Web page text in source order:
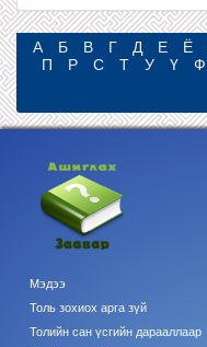
А Б В Г Д Е Ё
П
Р С Т У Ү Ф
Мэдээ
Толь зохиох арга зүй
Толийн сан үсгийн дарааллаар